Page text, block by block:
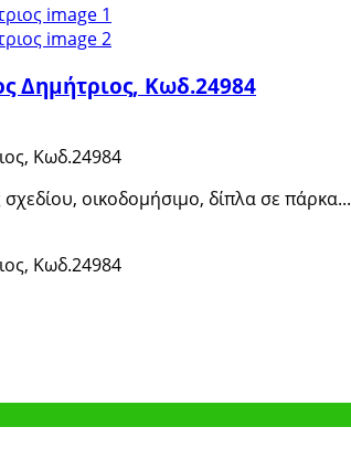
Δημήτριος, Κωδ.24984
Κωδ.24984
οικοδομήσιμο, δίπλα σε πάρκα...
Κωδ.24984